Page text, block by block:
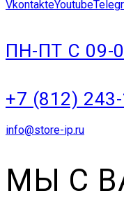
VkontakteYoutube
ПН-ПТ С 09-
+7 (812)
info@store-ip.ru
МЫ С